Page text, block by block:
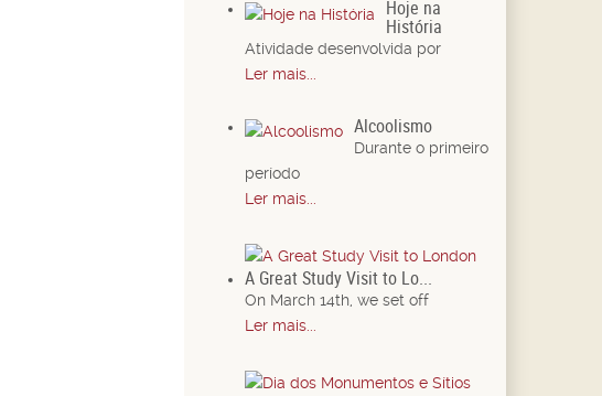
Hoje na
História
Atividade desenvolvida por
Ler mais...
Alcoolismo
Durante o primeiro
período
Ler mais...
A Great Study Visit to Lo...
On March 14th, we set off
Ler mais...